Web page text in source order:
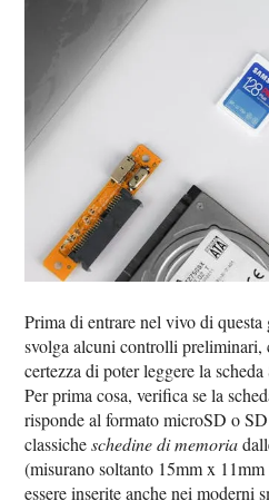
Prima di entrare nel vivo di questa
svolga alcuni controlli preliminari,
certezza di poter leggere la
Per prima cosa, verifica se la
risponde al formato microSD o
classicheschedine di memoria
(misurano soltanto 15mm x
essere inserite anche nei moderni